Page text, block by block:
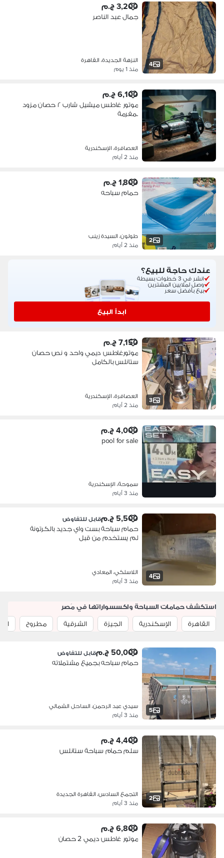
4
3,200 ج.م
جمال عبد الناصر
النزهة الجديدة، القاهرة
منذ 1 يوم
6,100 ج.م
موتور غاطس ميشيل شارب ٢ حصان مزود
بمفرمة
العصافرة، الإسكندرية
منذ 2 أيام
2
1,800 ج.م
حمام سباحه
طولون، السيدة زينب
منذ 2 أيام
عندك حاجة للبيع؟
انشر في 3 خطوات بسيطة
وصل لملايين المشترين
بيع بأفضل سعر
ابدأ البيع
3
7,150 ج.م
موتورغاطس ديمي واحد و نص حصان
ستانلس بالكامل
العصافرة، الإسكندرية
منذ 2 أيام
4,000 ج.م
pool for sale
سموحة، الإسكندرية
منذ 3 أيام
4
5,500 ج.م قابل للتفاوض
حمام سباحة بست واي جديد بالكرتونة
لم يستخدم من قبل
اللاسلكي، المعادي
منذ 3 أيام
استكشف حمامات السباحة واكسسواراتها في مَصر
القاهرة
الإسكندرية الجيزة الشرقية مطروح
5
50,000 ج.م قابل للتفاوض
حمام سباحه بجميع مشتملاته
سيدي عبد الرحمن، الساحل الشمالي
منذ 3 أيام
2
4,400 ج.م
سلم حمام سباحة ستانلس
التجمع السادس، القاهرة الجديدة
منذ 3 أيام
6,800 ج.م
موتور غاطس ديمي 2 حصان